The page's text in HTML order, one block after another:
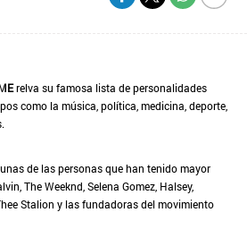
relva su famosa lista de personalidades
como la música, política, medicina, deporte,
de las personas que han tenido mayor
The Weeknd, Selena Gomez, Halsey,
Stalion y las fundadoras del movimiento